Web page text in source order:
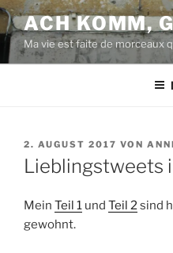
Zum
Inhalt
springen
ACH KOMM,
Ma vie est faite de morceaux
VERÖFFENTLICHT
AM
2. AUGUST 2017 VON
Lieblingstweets
Mein Teil 1 und Teil 2sind
gewohnt.